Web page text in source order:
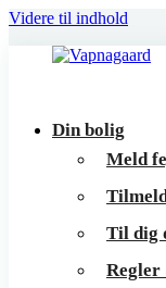
Videre til indhold
Vapnagaard
BoligerDin bolig
Meld
Til dig
Regler